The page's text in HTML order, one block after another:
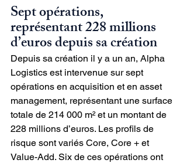
Sept opérations,
représentant 228 millions
d’euros depuis sa création
Depuis sa création il y a un an, Alpha
Logistics est intervenue sur sept
opérations en acquisition et en asset
management, représentant une surface
totale de 214 000 m² et un montant de
228 millions d’euros. Les profils de
risque sont variés Core, Core + et
Value-Add. Six de ces opérations ont